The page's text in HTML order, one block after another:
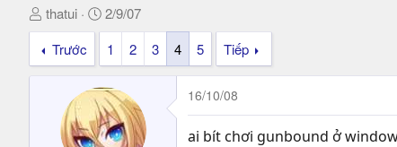
T
h
e
thatui
N
g
à
y
g
ử
i
2/9/07
Trước
1 2 3 4 5 Tiếp
16/10/08
ai bít chơi gunbound ở window